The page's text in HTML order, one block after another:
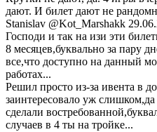
дают. И билет дают не
Stanislav @Kot_Marshakk
Господи и так на изи эти
8 месяцев,буквально за пару
все,что доступно на данный
работах...
Решил просто из-за ивента в
заинтересовало уж
сделали
случаев в 4 ты на тройке...